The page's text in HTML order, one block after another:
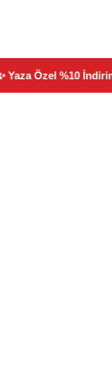
Özel %10 İndirim